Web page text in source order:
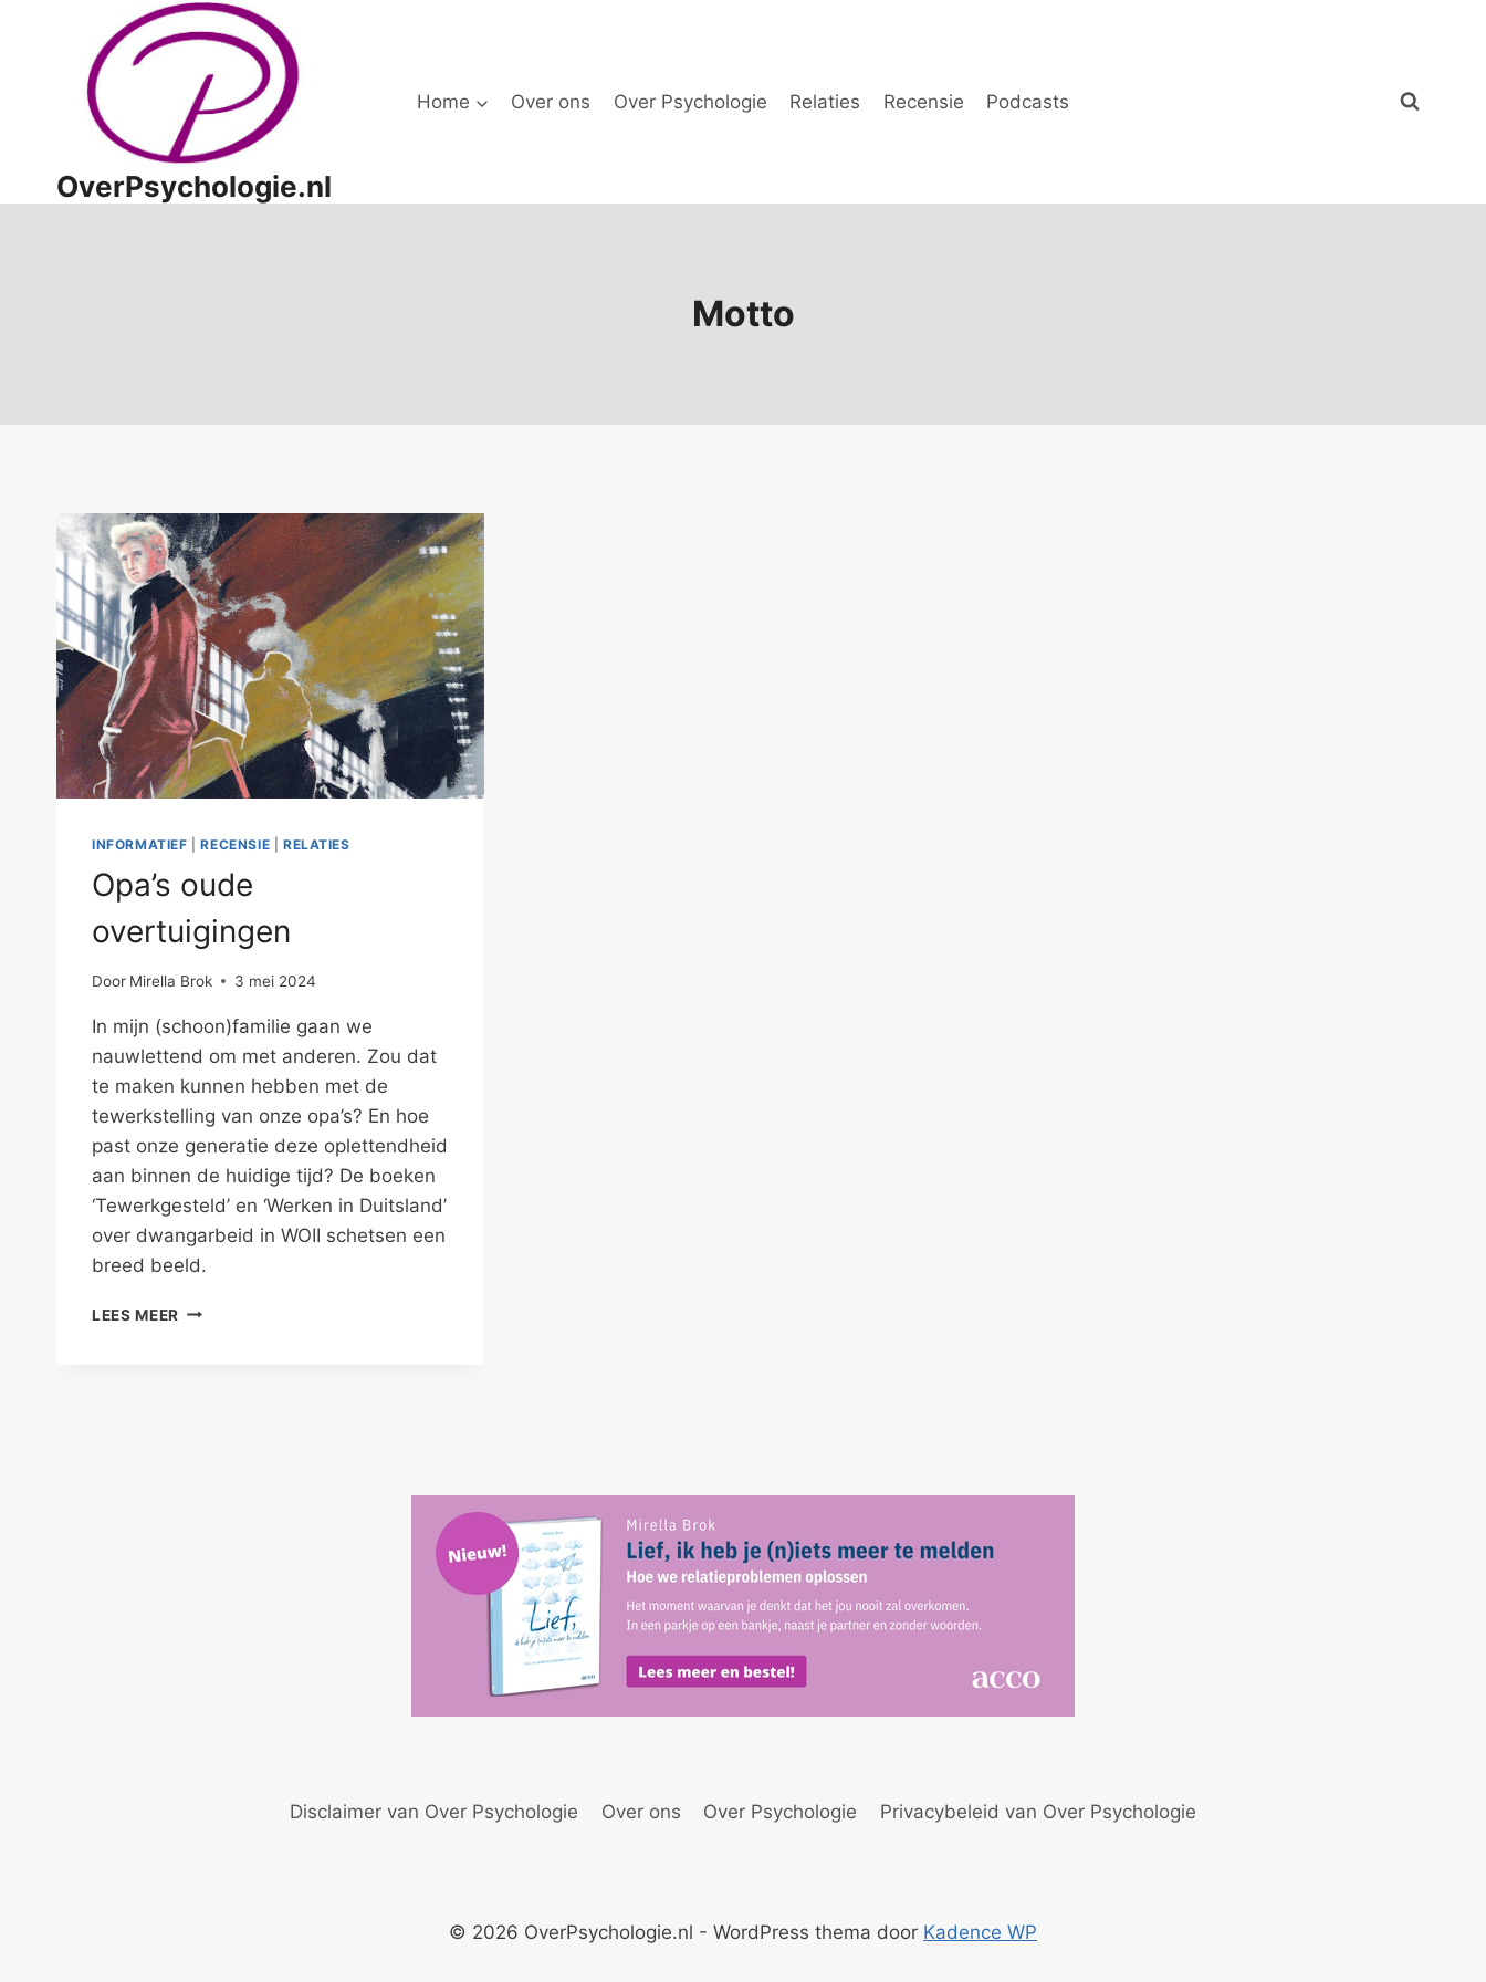
OverPsychologie.nl
Home Over ons Over Psychologie Relaties Recensie Podcasts
Motto
INFORMATIEF |RECENSIE RELATIES
Opa’s oude
overtuigingen
Door Mirella Brok 3 mei 2024
In mijn (schoon)familie gaan we
nauwlettend om met anderen. Zou dat
te maken kunnen hebben met de
tewerkstelling van onze opa’s? En hoe
past onze generatie deze oplettendheid
aan binnen de huidige tijd? De boeken
‘Tewerkgesteld’ en ‘Werken in Duitsland’
over dwangarbeid in WOII schetsen een
breed beeld.
LEES MEER OPA’S
Disclaimer van Over Psychologie Over ons Over Psychologie Privacybeleid van Over Psychologie
© 2026 OverPsychologie.nl - WordPress thema door Kadence WP